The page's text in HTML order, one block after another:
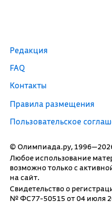
© Олимпиада.ру,
Любое использование
возможно только с
на сайт.
Свидетельство о
№ ФС77-50515 от 04 июля
Редакция
FAQ
Контакты
Правила размещения
Пользовательское